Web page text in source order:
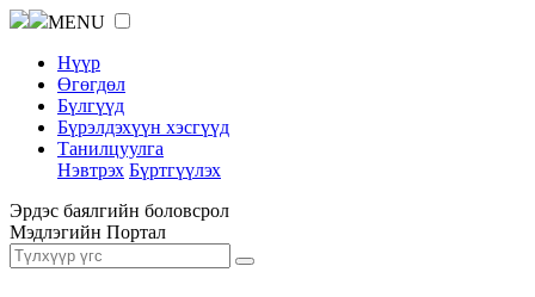
MENU
Нүүр
Өгөгдөл
Бүлгүүд
Бүрэлдэхүүн хэсгүүд
Танилцуулга
Нэвтрэх Бүртгүүлэх
Эрдэс баялгийн боловсрол
Мэдлэгийн Портал